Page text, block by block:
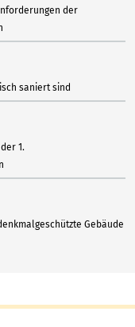
der
saniert sind
1.
Gebäude